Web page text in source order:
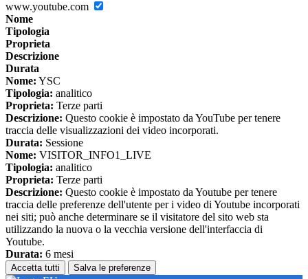
www.youtube.com
Nome
Tipologia
Proprieta
Descrizione
Durata
Nome: YSC
Tipologia: analitico
Proprieta: Terze parti
Descrizione: Questo cookie è impostato da YouTube per tenere
traccia delle visualizzazioni dei video incorporati.
Durata: Sessione
Nome: VISITOR_INFO1_LIVE
Tipologia: analitico
Proprieta: Terze parti
Descrizione: Questo cookie è impostato da Youtube per tenere
traccia delle preferenze dell'utente per i video di Youtube incorporati
nei siti; può anche determinare se il visitatore del sito web sta
utilizzando la nuova o la vecchia versione dell'interfaccia di
Youtube.
Durata: 6 mesi
Accetta tutti Salva le preferenze